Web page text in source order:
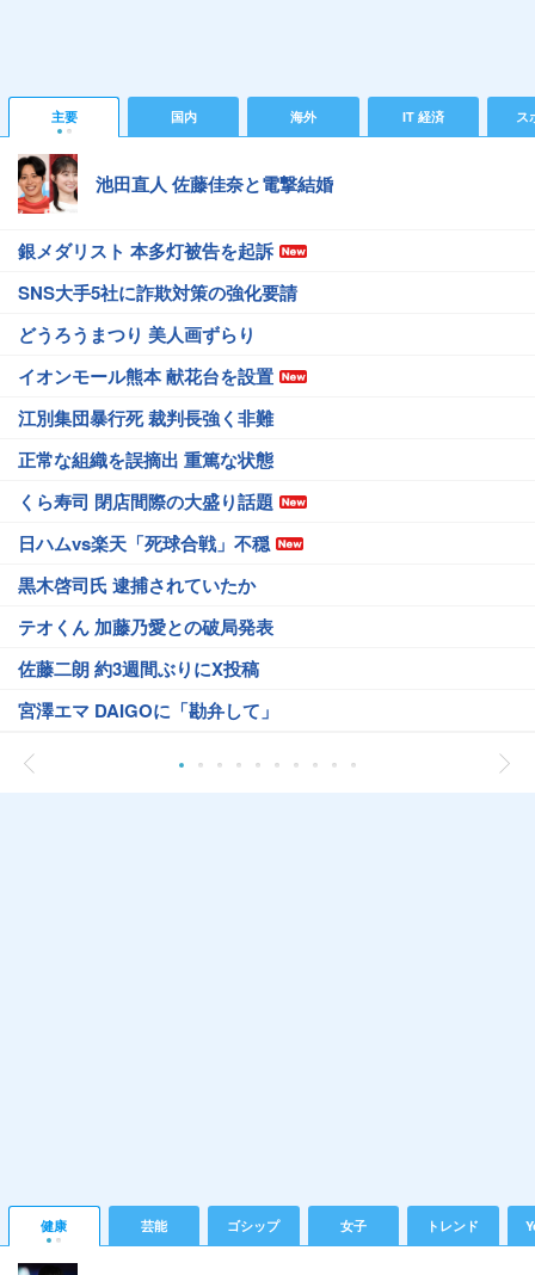
主要 国内 海外 IT 経済 ス
池田直人 佐藤佳奈と電撃結婚
銀メダリスト 本多灯被告を起訴
SNS大手5社に詐欺対策の強化要請
どうろうまつり 美人画ずらり
イオンモール熊本 献花台を設置
江別集団暴行死 裁判長強く非難
正常な組織を誤摘出 重篤な状態
くら寿司 閉店間際の大盛り話題
日ハムvs楽天「死球合戦」不穏
黒木啓司氏 逮捕されていたか
テオくん 加藤乃愛との破局発表
佐藤二朗 約3週間ぶりにX投稿
宮澤エマ DAIGOに「勘弁して」
健康 芸能 ゴシップ 女子 トレンド